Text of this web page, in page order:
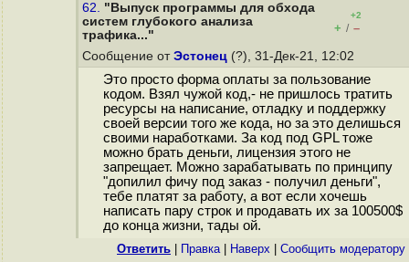
62. "Выпуск программы для обхода
систем глубокого анализа
трафика..."
+2
+ / –
Сообщение от Эстонец (?), 31-Дек-21, 12:02
Это просто форма оплаты за пользование
кодом. Взял чужой код,- не пришлось тратить
ресурсы на написание, отладку и поддержку
своей версии того же кода, но за это делишься
своими наработками. За код под GPL тоже
можно брать деньги, лицензия этого не
запрещает. Можно зарабатывать по принципу
"допилил фичу под заказ - получил деньги",
тебе платят за работу, а вот если хочешь
написать пару строк и продавать их за 100500$
до конца жизни, тады ой.
Ответить Правка| Наверх Cообщить модератору